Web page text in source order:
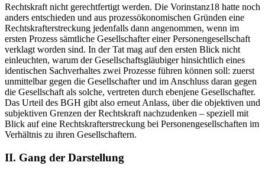
Rechtskraft nicht gerechtfertigt werden. Die Vorinstanz18 hatte noch
anders entschieden und aus prozessökonomischen Gründen eine
Rechtskrafterstreckung jedenfalls dann angenommen, wenn im
ersten Prozess sämtliche Gesellschafter einer Personengesellschaft
verklagt worden sind. In der Tat mag auf den ersten Blick nicht
einleuchten, warum der Gesellschaftsgläubiger hinsichtlich eines
identischen Sachverhaltes zwei Prozesse führen können soll: zuerst
unmittelbar gegen die Gesellschafter und im Anschluss daran gegen
die Gesellschaft als solche, vertreten durch ebenjene Gesellschafter.
Das Urteil des BGH gibt also erneut Anlass, über die objektiven und
subjektiven Grenzen der Rechtskraft nachzudenken –​ speziell mit
Blick auf eine Rechtskrafterstreckung bei Personengesellschaften im
Verhältnis zu ihren Gesellschaftern.
II. Gang der Darstellung